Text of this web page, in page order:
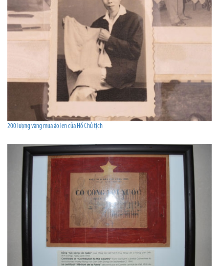
200 lượng vàng mua áo len của Hồ Chủ tịch